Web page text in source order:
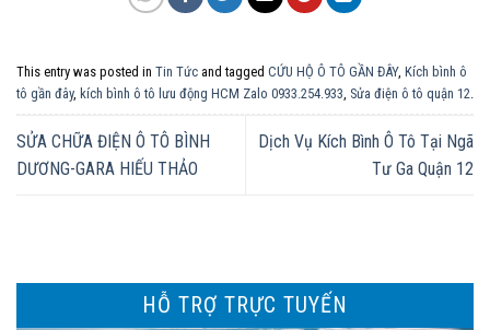
This entry was posted in Tin Tức and tagged CỨU HỘ Ô TÔ GẦN ĐÂY, Kích bình ô
tô gần đây, kích bình ô tô lưu động HCM Zalo 0933.254.933 Sửa điện ô tô quận 12
SỬA CHỮA ĐIỆN Ô TÔ BÌNH
DƯƠNG-GARA HIẾU THẢO
Dịch Vụ Kích Bình Ô Tô Tại Ngã
Tư Ga Quận 12
HỖ TRỢ TRỰC TUYẾN